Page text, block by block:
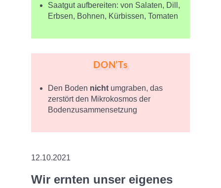
Saatgut aufbereiten: von Salaten, Dill,
Erbsen, Bohnen, Kürbissen, Tomaten
DON’Ts
Den Boden nicht umgraben, das
zerstört den Mikrokosmos der
Bodenzusammensetzung
12.10.2021
Wir ernten unser eigenes